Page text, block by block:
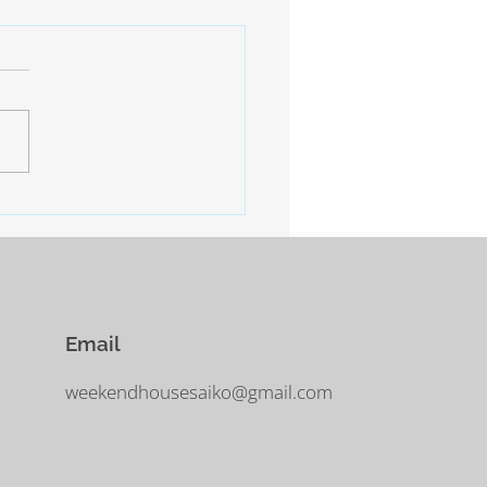
始の慌ただしいスケジュー
ほどまで下がるだそう。
Email
weekendhousesaiko@gmail.com